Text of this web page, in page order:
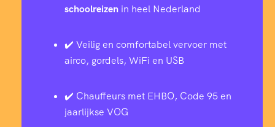
schoolreizen in heel Nederland
✔️ Veilig en comfortabel vervoer met
airco, gordels, WiFi en USB
✔️ Chauffeurs met EHBO, Code 95 en
jaarlijkse VOG